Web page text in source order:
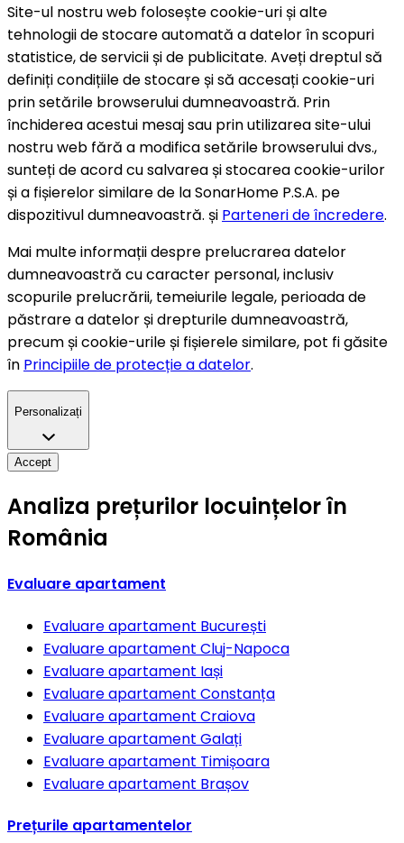
Site-ul nostru web folosește cookie-uri și alte
tehnologii de stocare automată a datelor în scopuri
statistice, de servicii și de publicitate. Aveți dreptul să
definiți condițiile de stocare și să accesați cookie-uri
prin setările browserului dumneavoastră. Prin
închiderea acestui mesaj sau prin utilizarea site-ului
nostru web fără a modifica setările browserului dvs.,
sunteți de acord cu salvarea și stocarea cookie-urilor
și a fișierelor similare de la SonarHome P.S.A. pe
dispozitivul dumneavoastră. și Parteneri de încredere.
Mai multe informații despre prelucrarea datelor
dumneavoastră cu caracter personal, inclusiv
scopurile prelucrării, temeiurile legale, perioada de
păstrare a datelor și drepturile dumneavoastră,
precum și cookie-urile și fișierele similare, pot fi găsite
în Principiile de protecție a datelor.
Personalizați
Accept
Analiza prețurilor locuințelor în
România
Evaluare apartament
Evaluare apartament București
Evaluare apartament Cluj-Napoca
Evaluare apartament Iași
Evaluare apartament Constanța
Evaluare apartament Craiova
Evaluare apartament Galați
Evaluare apartament Timișoara
Evaluare apartament Brașov
Prețurile apartamentelor